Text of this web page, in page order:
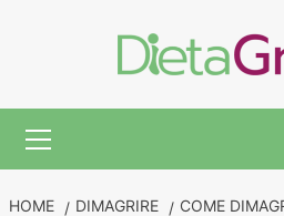
Menu
HOME DIMAGRIRE
COME